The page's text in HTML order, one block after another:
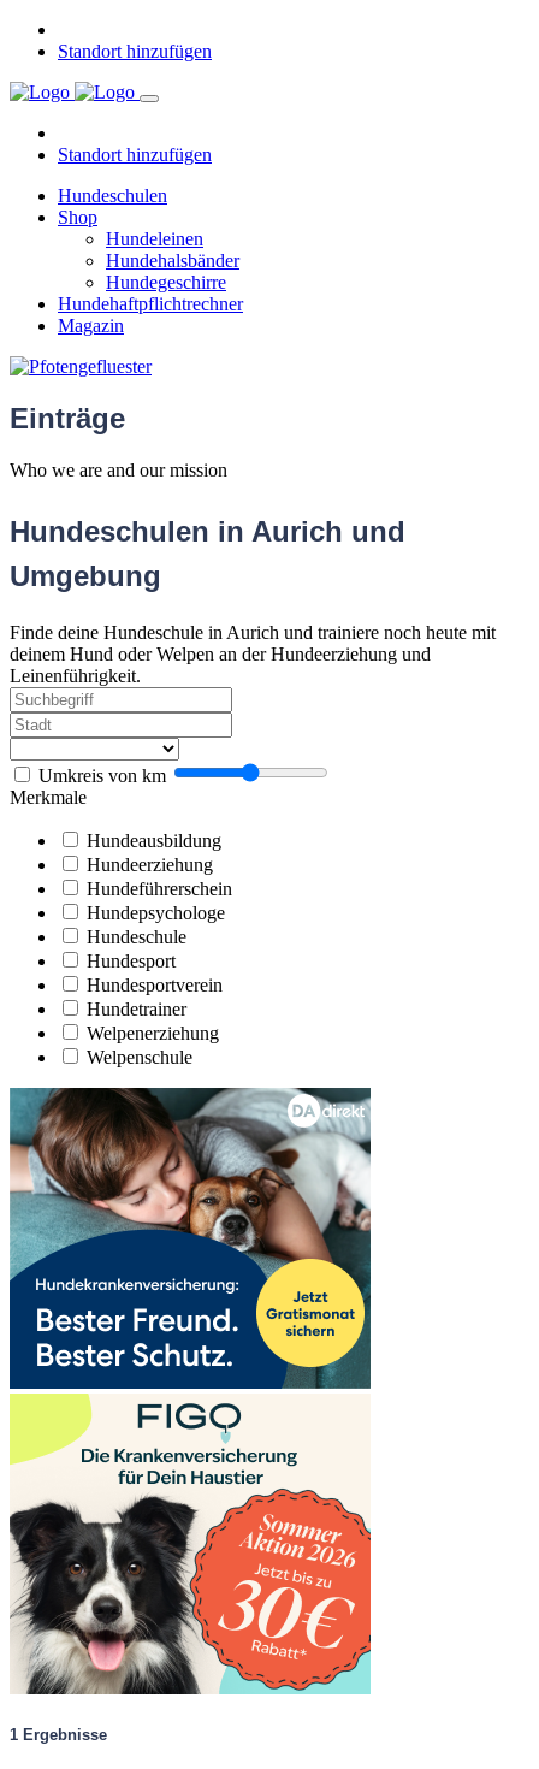
Standort hinzufügen
Standort hinzufügen
Hundeschulen
Shop
Hundeleinen
Hundehalsbänder
Hundegeschirre
Hundehaftpflichtrechner
Magazin
Einträge
Who we are and our mission
Hundeschulen in Aurich und
Umgebung
Finde deine Hundeschule in Aurich und trainiere noch heute mit
deinem Hund oder Welpen an der Hundeerziehung und
Leinenführigkeit.
Umkreis von km
Merkmale
Hundeausbildung
Hundeerziehung
Hundeführerschein
Hundepsychologe
Hundeschule
Hundesport
Hundesportverein
Hundetrainer
Welpenerziehung
Welpenschule
1 Ergebnisse